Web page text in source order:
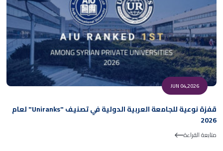
JUN 04,2026
قفزة نوعية للجامعة العربية الدولية في تصنيف "Uniranks" لعام
2026
متابعة القراءة